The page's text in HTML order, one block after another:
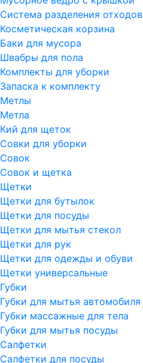
Система разделения отходов
Косметическая корзина
Баки для мусора
Швабры для пола
Комплекты для уборки
Запаска к комплекту
Метлы
Метла
Кий для щеток
Совки для уборки
Совок
Совок и щетка
Щетки
Щетки для бутылок
Щетки для посуды
Щетки для мытья стекол
Щетки для рук
Щетки для одежды и обуви
Щетки универсальные
Губки
Губки для мытья автомобиля
Губки массажные для тела
Губки для мытья посуды
Салфетки
Салфетки для посуды